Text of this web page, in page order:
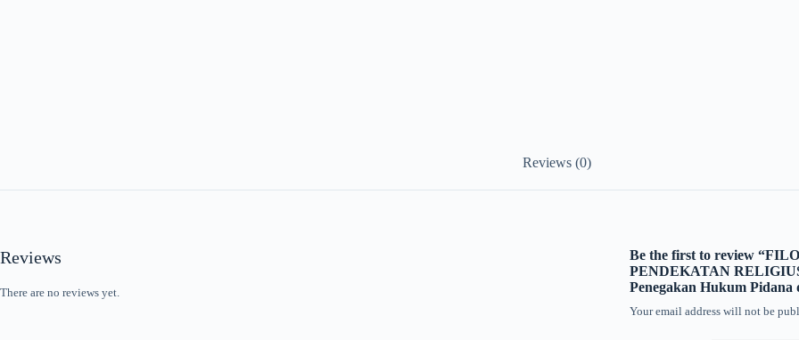
Reviews (0)
Reviews
There are no reviews yet.
Be the first to review
PENDEKATAN
Penegakan Hukum Pidana
Your email address will not be